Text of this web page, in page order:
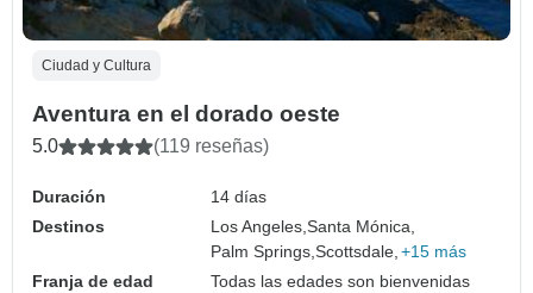
Ciudad y Cultura
Aventura en el dorado oeste
5.0 (119 reseñas)
Duración
14 días
Destinos
Los Angeles,Santa Mónica,
Palm Springs,Scottsdale, +15 más
Franja de edad
Todas las edades son bienvenidas